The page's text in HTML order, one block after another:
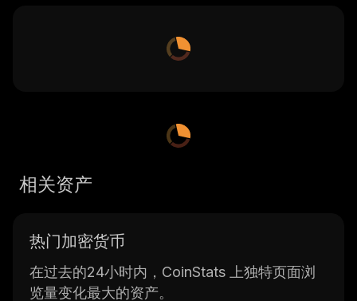
相关资产
热门加密货币
在过去的24小时内，CoinStats 上独特页面浏
览量变化最大的资产。